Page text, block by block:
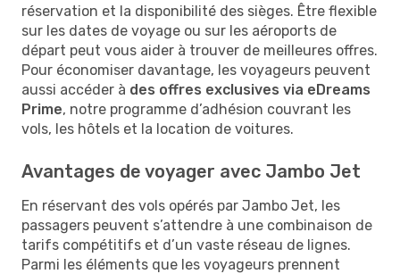
réservation et la disponibilité des sièges. Être flexible
sur les dates de voyage ou sur les aéroports de
départ peut vous aider à trouver de meilleures offres.
Pour économiser davantage, les voyageurs peuvent
aussi accéder à des offres exclusives via eDreams
Prime, notre programme d’adhésion couvrant les
vols, les hôtels et la location de voitures.
Avantages de voyager avec Jambo Jet
En réservant des vols opérés par Jambo Jet, les
passagers peuvent s’attendre à une combinaison de
tarifs compétitifs et d’un vaste réseau de lignes.
Parmi les éléments que les voyageurs prennent